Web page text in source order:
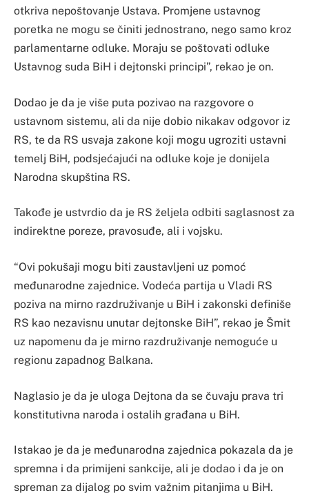
otkriva nepoštovanje Ustava. Promjene ustavnog
poretka ne mogu se činiti jednostrano, nego samo kroz
parlamentarne odluke. Moraju se poštovati odluke
Ustavnog suda BiH i dejtonski principi”, rekao je on.
Dodao je da je više puta pozivao na razgovore o
ustavnom sistemu, ali da nije dobio nikakav odgovor iz
RS, te da RS usvaja zakone koji mogu ugroziti ustavni
temelj BiH, podsjećajući na odluke koje je donijela
Narodna skupština RS.
Takođe je ustvrdio da je RS željela odbiti saglasnost za
indirektne poreze, pravosuđe, ali i vojsku.
“Ovi pokušaji mogu biti zaustavljeni uz pomoć
međunarodne zajednice. Vodeća partija u Vladi RS
poziva na mirno razdruživanje u BiH i zakonski definiše
RS kao nezavisnu unutar dejtonske BiH”, rekao je Šmit
uz napomenu da je mirno razdruživanje nemoguće u
regionu zapadnog Balkana.
Naglasio je da je uloga Dejtona da se čuvaju prava tri
konstitutivna naroda i ostalih građana u BiH.
Istakao je da je međunarodna zajednica pokazala da je
spremna i da primijeni sankcije, ali je dodao i da je on
spreman za dijalog po svim važnim pitanjima u BiH.